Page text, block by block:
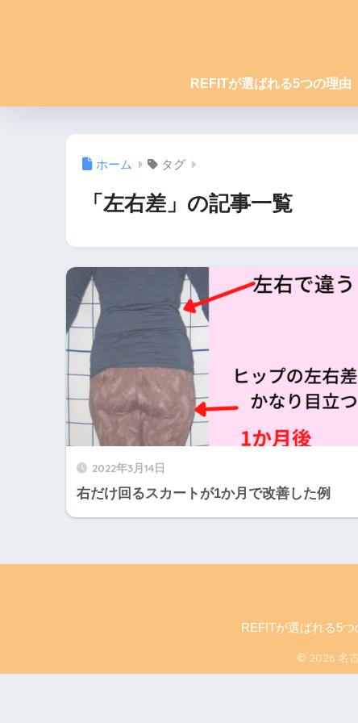
REFITが選ばれる5つの理由
ホーム タグ
「左右差」の記事一覧
2022年3月14日
右だけ回るスカートが1か月で改善した例
REFITが選ばれる5つ
© 2026 名